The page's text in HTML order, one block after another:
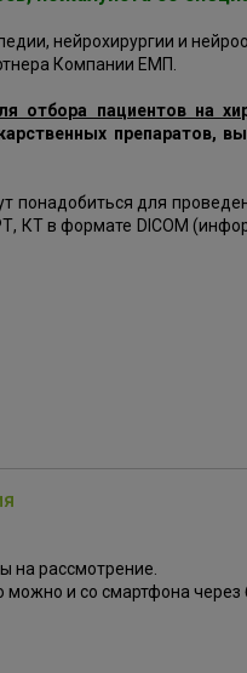
нейрохирургии и
Компании ЕМП.
отбора пациентов на
препаратов,
понадобиться для
в формате DICOM
на рассмотрение.
можно и со смартфона через